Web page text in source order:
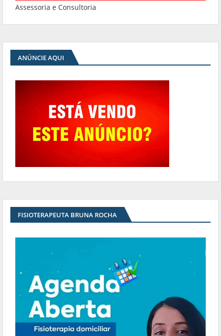
Assessoria e Consultoria
ANÚNCIE AQUI
FISIOTERAPEUTA BRUNA ROCHA